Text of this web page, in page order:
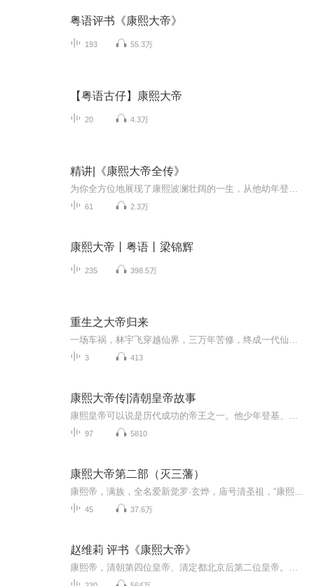
粤语评书《康熙大帝》
193 55.3万
【粤语古仔】康熙大帝
20 4.3万
精讲|《康熙大帝全传》
61 2.3万
康熙大帝丨粤语丨梁锦辉
235 398.5万
重生之大帝归来
3 413
康熙大帝传|清朝皇帝故事
97 5810
康熙大帝第二部（灭三藩）
45 37.6万
赵维莉 评书《康熙大帝》